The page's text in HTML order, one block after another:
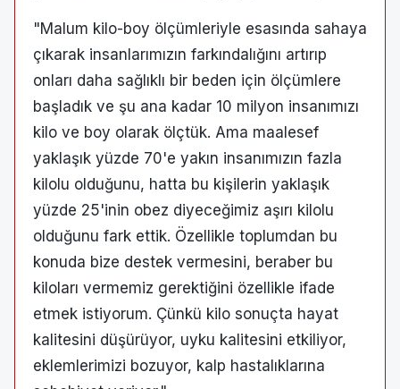
"Malum kilo-boy ölçümleriyle esasında sahaya
çıkarak insanlarımızın farkındalığını artırıp
onları daha sağlıklı bir beden için ölçümlere
başladık ve şu ana kadar 10 milyon insanımızı
kilo ve boy olarak ölçtük. Ama maalesef
yaklaşık yüzde 70'e yakın insanımızın fazla
kilolu olduğunu, hatta bu kişilerin yaklaşık
yüzde 25'inin obez diyeceğimiz aşırı kilolu
olduğunu fark ettik. Özellikle toplumdan bu
konuda bize destek vermesini, beraber bu
kiloları vermemiz gerektiğini özellikle ifade
etmek istiyorum. Çünkü kilo sonuçta hayat
kalitesini düşürüyor, uyku kalitesini etkiliyor,
eklemlerimizi bozuyor, kalp hastalıklarına